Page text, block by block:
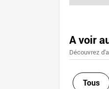
A voir
Découvrez
Tous